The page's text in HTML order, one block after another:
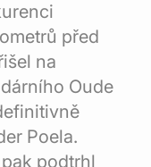
před
na
Oude
Poela.
podtrhl